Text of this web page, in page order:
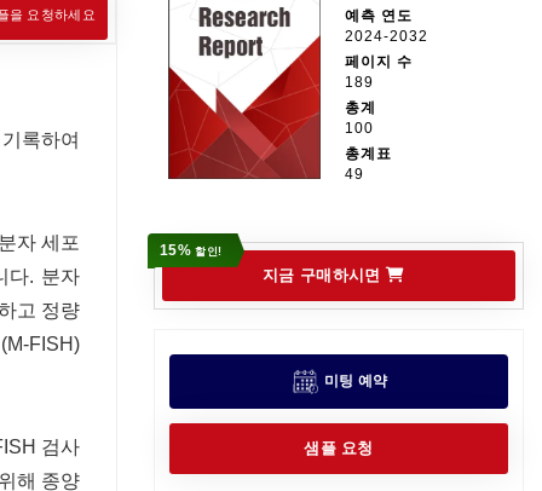
을 요청하세요
록하여
자 세포
다. 분자
고 정량
FISH)
검사
해 종양
예측 연도
2024-2032
페이지 수
189
총계
100
총계표
49
지금 구매하시면
15%할인!
미팅 예약
샘플 요청